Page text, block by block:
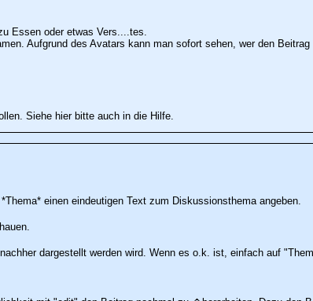
Essen oder etwas Vers....tes.
Aufgrund des Avatars kann man sofort sehen, wer den
Siehe hier bitte auch in die Hilfe.
einen eindeutigen Text zum Diskussionsthema angeben.
dargestellt werden wird. Wenn es o.k. ist, einfach auf